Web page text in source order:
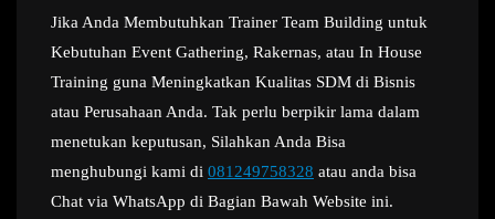
Jika Anda Membutuhkan Trainer Team Building untuk
Kebutuhan Event Gathering, Rakernas, atau In House
Training guna Meningkatkan Kualitas SDM di Bisnis
atau Perusahaan Anda. Tak perlu berpikir lama dalam
menetukan keputusan, Silahkan Anda Bisa
menghubungi kami di 081249758328 atau anda bisa
Chat via WhatsApp di Bagian Bawah Website ini.